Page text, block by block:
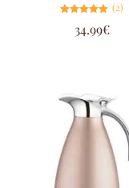
5.00
sur 5
(2)
34.99€